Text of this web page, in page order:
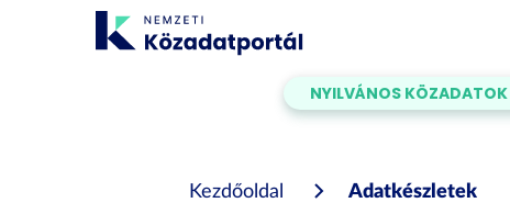
NYILVÁNOS KÖZADATOK
Kezdőoldal Adatkészletek